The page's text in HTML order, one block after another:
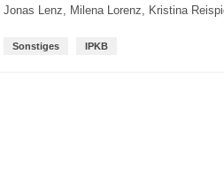
Jonas Lenz, Milena Lorenz, Kristina
Sonstiges IPKB